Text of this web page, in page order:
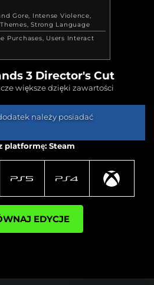
Gore Intense Violence
Strong Language
Purchases
Users Interact
3 Director's Cut
większe dzięki zawartości
należy posiadać
platformę: Steam
EDYCJE